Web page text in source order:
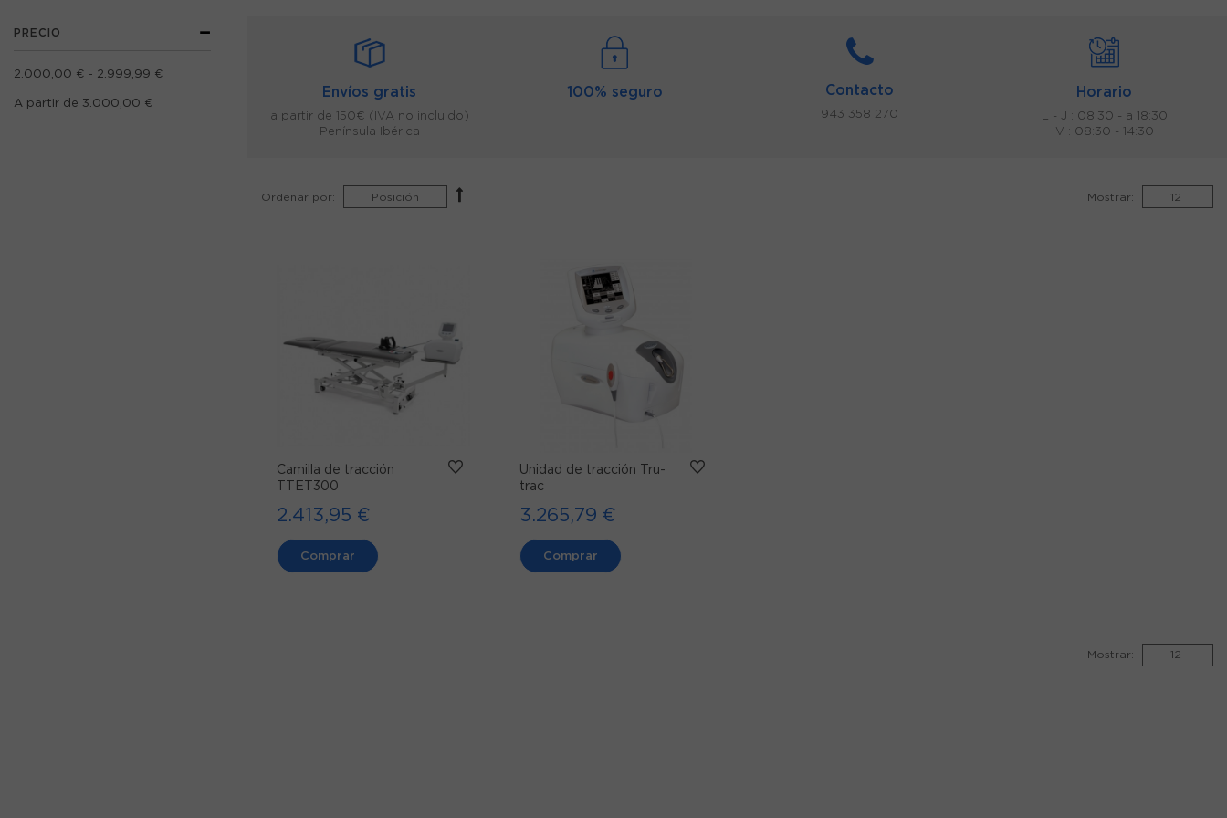
Envíos gratis
a partir de 150€ (IVA no incluido)
Península Ibérica
100% seguro Contacto
943 358 270
Horario
L - J : 08:30 - a 18:30
V : 08:30 - 14:30
Ordenar por: Mostrar:
Camilla de tracción
TTET300
2.413,95 €
Comprar
Unidad de tracción Tru-
trac
3.265,79 €
Comprar
Mostrar:
PRECIO
2.000,00 € - 2.999,99 €
A partir de 3.000,00 €